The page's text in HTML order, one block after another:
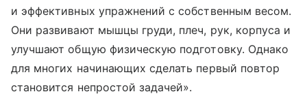
и эффективных упражнений с собственным весом.
Они развивают мышцы груди, плеч, рук, корпуса и
улучшают общую физическую подготовку. Однако
для многих начинающих сделать первый повтор
становится непростой задачей».